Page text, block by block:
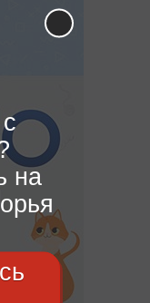
на